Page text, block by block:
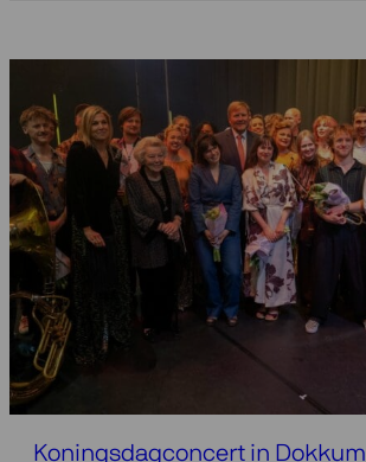
Koningsdagconcert in Dokkum